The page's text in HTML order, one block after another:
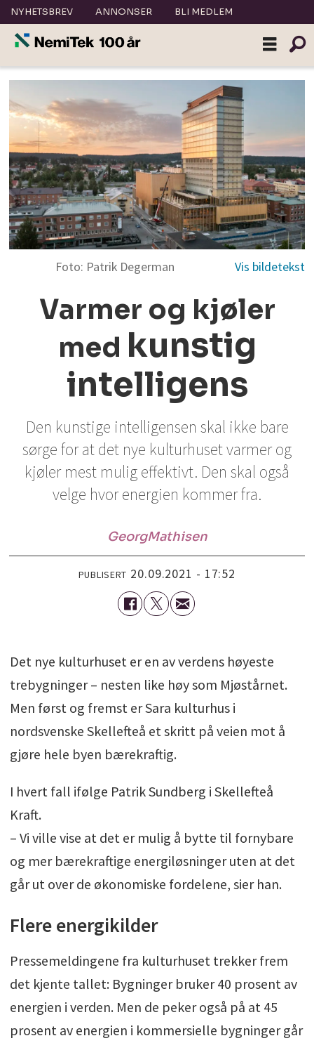
NYHETSBREV ANNONSER BLI MEDLEM
Foto: Patrik Degerman
Varmer og kjøler
med kunstig
intelligens
Den kunstige intelligensen skal ikke bare
sørge for at det nye kulturhuset varmer og
kjøler mest mulig effektivt. Den skal også
velge hvor energien kommer fra.
GeorgMathisen
PUBLISERT 20.09.2021 - 17:52
Det nye kulturhuset er en av verdens høyeste
trebygninger – nesten like høy som Mjøstårnet.
Men først og fremst er Sara kulturhus i
nordsvenske Skellefteå et skritt på veien mot å
gjøre hele byen bærekraftig.
I hvert fall ifølge Patrik Sundberg i Skellefteå
Kraft.
– Vi ville vise at det er mulig å bytte til fornybare
og mer bærekraftige energiløsninger uten at det
går ut over de økonomiske fordelene, sier han.
Flere energikilder
Pressemeldingene fra kulturhuset trekker frem
det kjente tallet: Bygninger bruker 40 prosent av
energien i verden. Men de peker også på at 45
prosent av energien i kommersielle bygninger går